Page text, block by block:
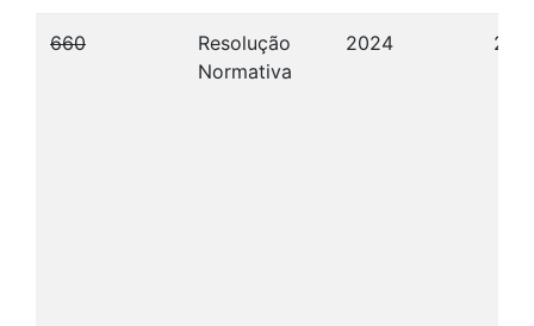
660
Resolução
Normativa
2024 27/